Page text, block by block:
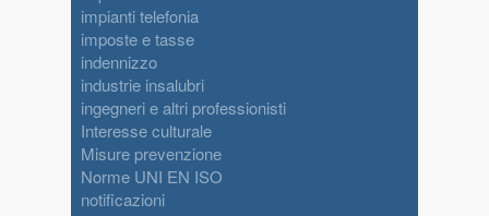
impianti telefonia
imposte e tasse
indennizzo
industrie insalubri
ingegneri e altri professionisti
Interesse culturale
Misure prevenzione
Norme UNI EN ISO
notificazioni